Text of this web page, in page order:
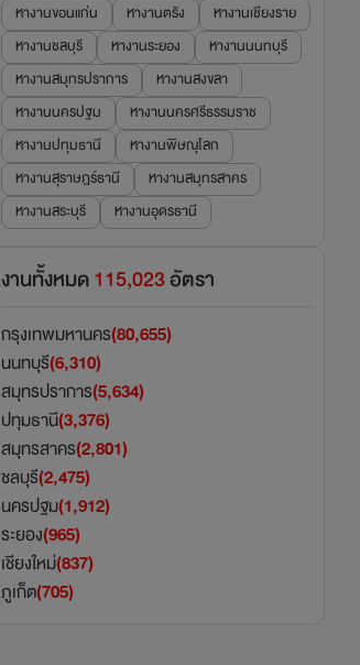
หางานขอนแก่น
หางานตรัง
หางานเชียงราย
หางานชลบุรี
หางานระยอง
หางานนนทบุรี
หางานสมุทรปราการ
หางานสงขลา
หางานนครปฐม
หางานนครศรีธรรมราช
หางานปทุมธานี
หางานพิษณุโลก
หางานสุราษฎร์ธานี
หางานสมุทรสาคร
หางานสระบุรี
หางานอุดรธานี
งานทั้งหมด115,023อัตรา
กรุงเทพมหานคร(80,655)
นนทบุรี(6,310)
สมุทรปราการ(5,634)
ปทุมธานี(3,376)
สมุทรสาคร(2,801)
ชลบุรี(2,475)
นครปฐม(1,912)
ระยอง(965)
เชียงใหม่(837)
ภูเก็ต(705)